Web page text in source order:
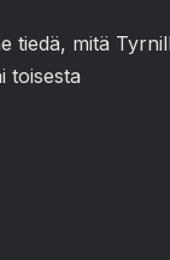
tiedä, mitä
toisesta